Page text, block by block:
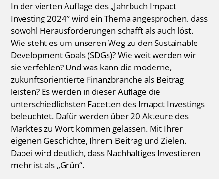
In der vierten Auflage des „Jahrbuch Impact
Investing 2024″ wird ein Thema angesprochen, dass
sowohl Herausforderungen schafft als auch löst.
Wie steht es um unseren Weg zu den Sustainable
Development Goals (SDGs)? Wie weit werden wir
sie verfehlen? Und was kann die moderne,
zukunftsorientierte Finanzbranche als Beitrag
leisten? Es werden in dieser Auflage die
unterschiedlichsten Facetten des Imapct Investings
beleuchtet. Dafür werden über 20 Akteure des
Marktes zu Wort kommen gelassen. Mit Ihrer
eigenen Geschichte, Ihrem Beitrag und Zielen.
Dabei wird deutlich, dass Nachhaltiges Investieren
mehr ist als „Grün“.